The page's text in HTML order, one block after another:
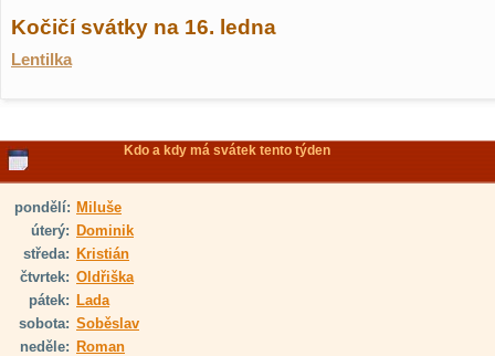
Kočičí svátky na 16. ledna
Lentilka
Kdo a kdy má svátek tento týden
pondělí: Miluše
úterý: Dominik
středa: Kristián
čtvrtek: Oldřiška
pátek: Lada
sobota: Soběslav
neděle: Roman